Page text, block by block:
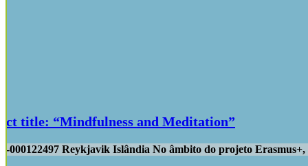
title: “Mindfulness and Meditation”
000122497 Reykjavik Islândia No âmbito do projeto